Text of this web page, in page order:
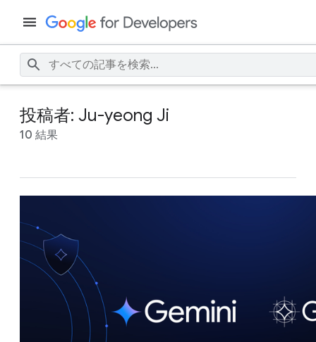
投稿者: Ju-yeong Ji
10 結果